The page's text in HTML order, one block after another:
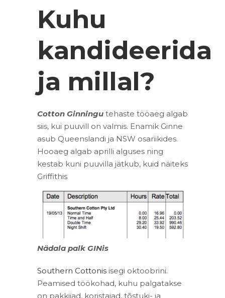
Kuhu
kandideerida
ja millal?
Cotton Ginningu tehaste tööaeg algab
siis, kui puuvill on valmis. Enamik Ginne
asub Queenslandi ja NSW osariikides.
Hooaeg algab aprilli alguses ning
kestab kuni puuvilla jätkub, kuid näiteks
Griffithis
Nädala palk GINis
Southern Cottonis isegi oktoobrini.
Peamised töökohad, kuhu palgatakse
on pakkijad, koristajad, tõstuki- ja